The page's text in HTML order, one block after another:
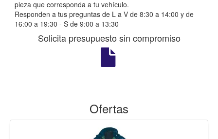
pieza que corresponda a tu vehículo.
Responden a tus preguntas de L a V de 8:30 a 14:00 y de
16:00 a 19:30 - S de 9:00 a 13:30
Solicita presupuesto sin compromiso
Ofertas